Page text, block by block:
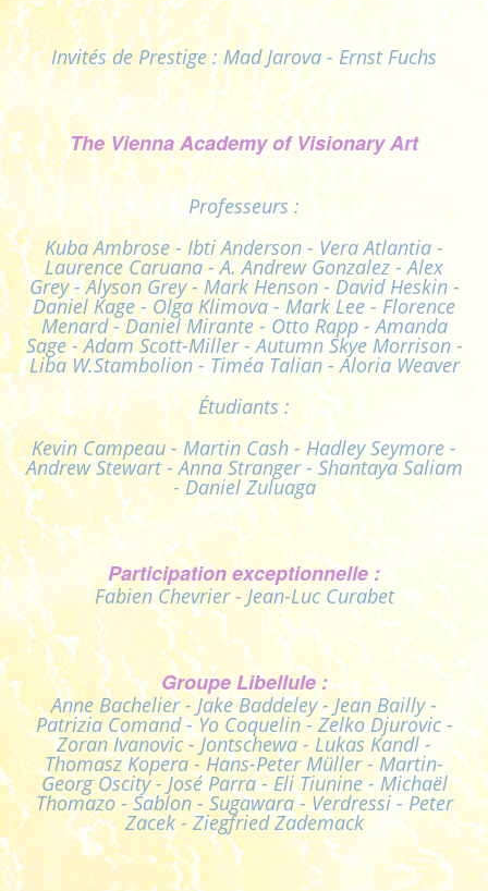
Invités de Prestige : Mad Jarova - Ernst Fuchs
The Vienna Academy of Visionary Art
Professeurs :
Kuba Ambrose - Ibti Anderson - Vera Atlantia -
Laurence Caruana - A. Andrew Gonzalez - Alex
Grey - Alyson Grey - Mark Henson - David Heskin -
Daniel Kage - Olga Klimova - Mark Lee - Florence
Menard - Daniel Mirante - Otto Rapp - Amanda
Sage - Adam Scott-Miller - Autumn Skye Morrison -
Liba W.Stambolion - Timéa Talian - Aloria Weaver
Étudiants :
Kevin Campeau - Martin Cash - Hadley Seymore -
Andrew Stewart - Anna Stranger - Shantaya Saliam
- Daniel Zuluaga
Participation exceptionnelle :
Fabien Chevrier - Jean-Luc Curabet
Groupe Libellule :
Anne Bachelier - Jake Baddeley - Jean Bailly -
Patrizia Comand - Yo Coquelin - Zelko Djurovic -
Zoran Ivanovic - Jontschewa - Lukas Kandl -
Thomasz Kopera - Hans-Peter Müller - Martin-
Georg Oscity - José Parra - Eli Tiunine - Michaël
Thomazo - Sablon - Sugawara - Verdressi - Peter
Zacek - Ziegfried Zademack